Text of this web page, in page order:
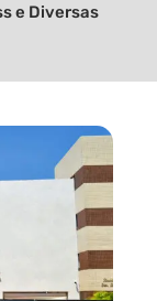
e Diversas